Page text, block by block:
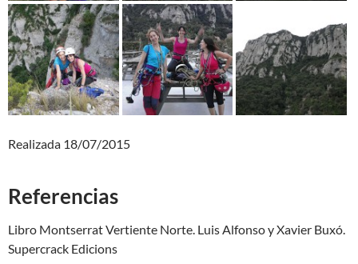
Realizada 18/07/2015
Referencias
Libro Montserrat Vertiente Norte. Luis Alfonso y Xavier Buxó.
Supercrack Edicions